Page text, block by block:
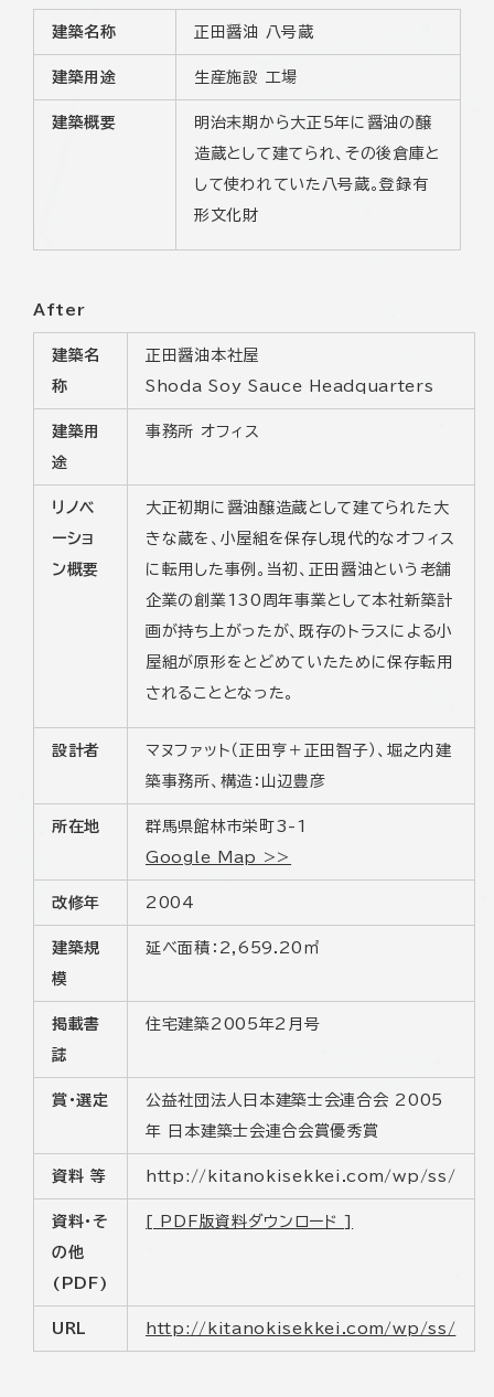
建築名称 正田醤油 八号蔵
建築用途 生産施設 工場
建築概要
明治末期から大正5年に醤油の醸
造蔵として建てられ、その後倉庫と
して使われていた八号蔵。登録有
形文化財
After
建築名
称
正田醤油本社屋
Shoda Soy Sauce Headquarters
建築用
途
事務所 オフィス
リノベ
ーショ
ン概要
大正初期に醤油醸造蔵として建てられた大
きな蔵を、小屋組を保存し現代的なオフィス
に転用した事例。当初、正田醤油という老舗
企業の創業130周年事業として本社新築計
画が持ち上がったが、既存のトラスによる小
屋組が原形をとどめていたために保存転用
されることとなった。
設計者
マヌファット（正田亨＋正田智子）、堀之内建
築事務所、構造：山辺豊彦
所在地
群馬県館林市栄町3-1
Google Map >>
改修年 2004
建築規
模
延べ面積：2,659.20㎡
掲載書
誌
住宅建築2005年2月号
賞・選定
公益社団法人日本建築士会連合会 2005
年 日本建築士会連合会賞優秀賞
資料 等 http://kitanokisekkei.com/wp/ss/
資料・そ
の他
(PDF)
[ PDF版資料ダウンロード ]
URL http://kitanokisekkei.com/wp/ss/